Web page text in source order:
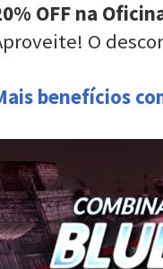
OFF na
O
benefícios